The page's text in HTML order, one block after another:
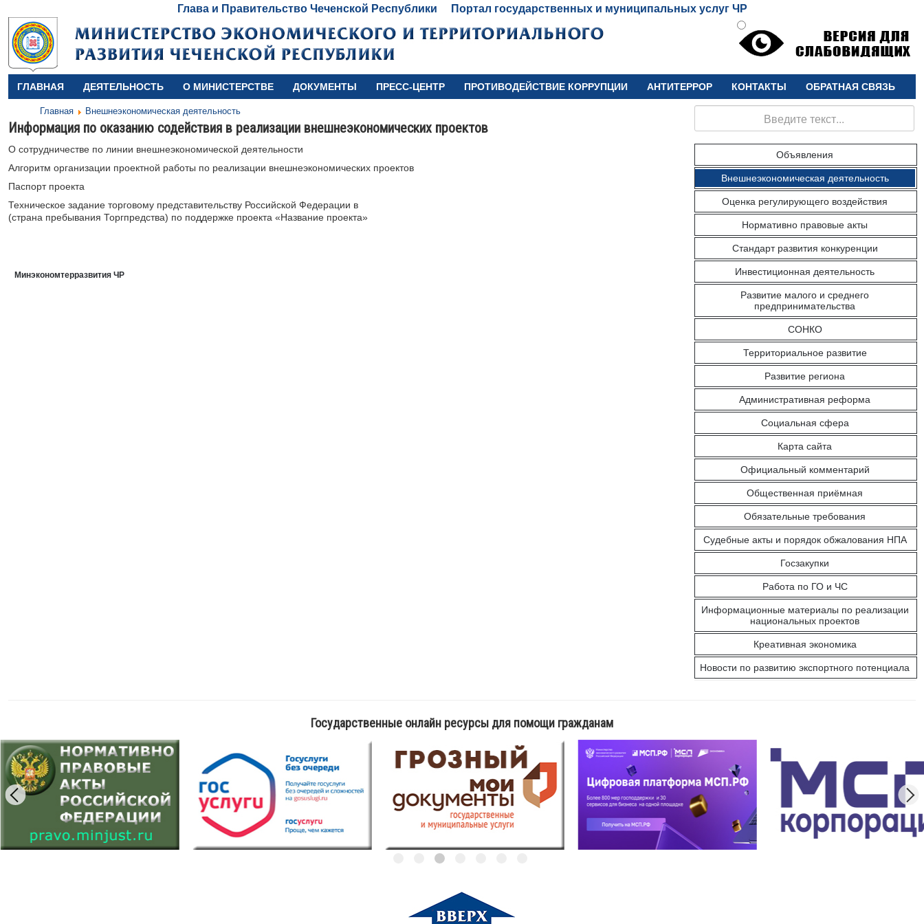
Глава и Правительство Чеченской Республики Портал государственных и муниципальных услуг ЧР
ГЛАВНАЯ ДЕЯТЕЛЬНОСТЬ О МИНИСТЕРСТВЕ ДОКУМЕНТЫ ПРЕСС-ЦЕНТР ПРОТИВОДЕЙСТВИЕ КОРРУПЦИИ АНТИТЕРРОР КОНТАКТЫ ОБРАТНАЯ СВЯЗЬ
Главная Внешнеэкономическая деятельность
Информация по оказанию содействия в реализации внешнеэкономических проектов
О сотрудничестве по линии внешнеэкономической деятельности
Алгоритм организации проектной работы по реализации внешнеэкономических проектов
Паспорт проекта
Техническое задание торговому представительству Российской Федерации в
(страна пребывания Торгпредства) по поддержке проекта «Название проекта»
Минэкономтерразвития ЧР
Объявления
Внешнеэкономическая деятельность
Оценка регулирующего воздействия
Нормативно правовые акты
Стандарт развития конкуренции
Инвестиционная деятельность
Развитие малого и среднего
предпринимательства
СОНКО
Территориальное развитие
Развитие региона
Административная реформа
Социальная сфера
Карта сайта
Официальный комментарий
Общественная приёмная
Обязательные требования
Судебные акты и порядок обжалования НПА
Госзакупки
Работа по ГО и ЧС
Информационные материалы по реализации
национальных проектов
Креативная экономика
Новости по развитию экспортного потенциала
Государственные онлайн ресурсы для помощи гражданам